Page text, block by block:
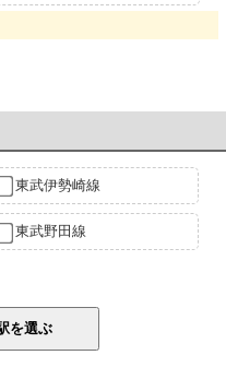
東武伊勢崎線
東武野田線